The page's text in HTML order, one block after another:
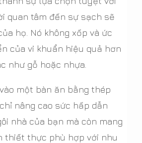
quan tâm đến sự sạch sẽ
họ. Nó không xốp và ức
của vi khuẩn hiệu quả hơn
như gỗ hoặc nhựa.
một bàn ăn bằng thép
nâng cao sức hấp dẫn
nhà của bạn mà còn mang
thiết thực phù hợp với nhu